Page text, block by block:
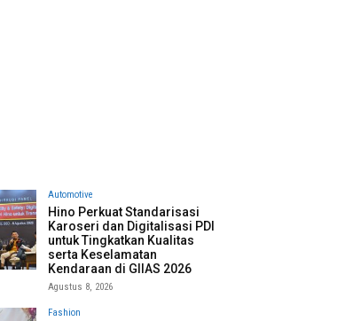
Automotive
Hino Perkuat Standarisasi
Karoseri dan Digitalisasi PDI
untuk Tingkatkan Kualitas
serta Keselamatan
Kendaraan di GIIAS 2026
Agustus 8, 2026
Fashion